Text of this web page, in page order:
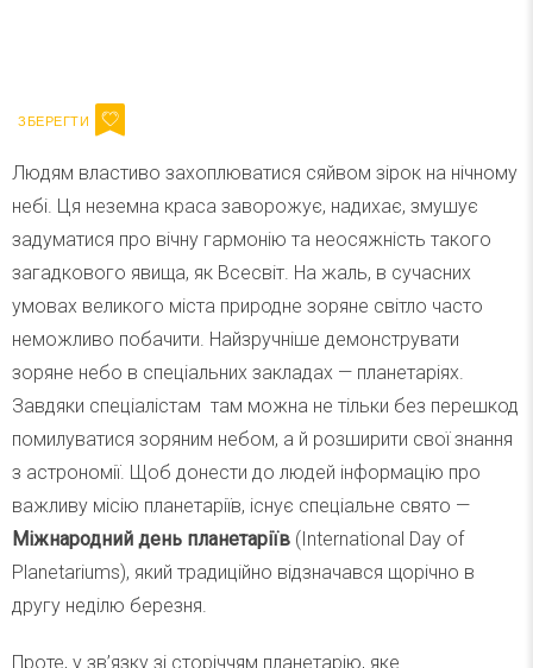
Людям властиво захоплюватися сяйвом зірок на нічному
небі. Ця неземна краса заворожує, надихає, змушує
задуматися про вічну гармонію та неосяжність такого
загадкового явища, як Всесвіт. На жаль, в сучасних
умовах великого міста природне зоряне світло часто
неможливо побачити. Найзручніше демонструвати
зоряне небо в спеціальних закладах — планетаріях.
Завдяки спеціалістам там можна не тільки без перешкод
помилуватися зоряним небом, а й розширити свої знання
з астрономії. Щоб донести до людей інформацію про
важливу місію планетаріїв, існує спеціальне свято —
Міжнародний день планетаріїв (International Day of
Planetariums), який традиційно відзначався щорічно в
другу неділю березня.
Проте, у зв’язку зі сторіччям планетарію, яке